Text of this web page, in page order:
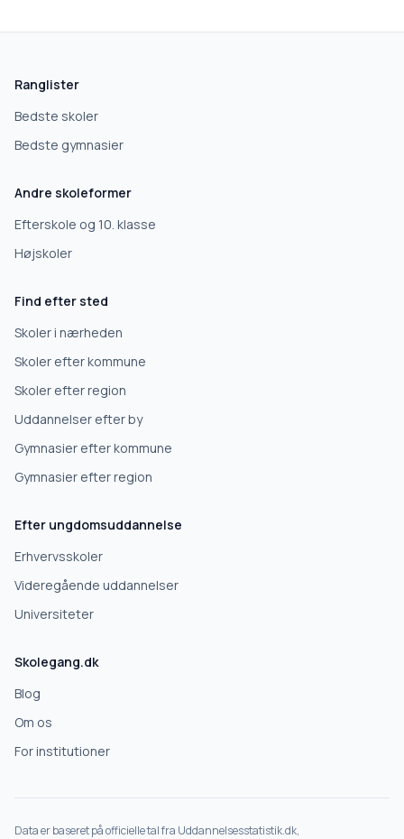
Hvad leder du efter?
Vi bruger dit valg til at stille de rigtige spørgsmål.
Grundskole
10. klasse
Erhvervsuddannelse
Højskole
Videregående uddannelse
Deles kun med gymnasier, der matcher det, du søger.
Ranglister
Bedste skoler
Bedste gymnasier
Andre skoleformer
Efterskole og 10. klasse
Højskoler
Find efter sted
Skoler i nærheden
Skoler efter kommune
Skoler efter region
Uddannelser efter by
Gymnasier efter kommune
Gymnasier efter region
Efter ungdomsuddannelse
Erhvervsskoler
Videregående uddannelser
Universiteter
Skolegang.dk
Blog
Om os
For institutioner
Data er baseret på officielle tal fra Uddannelsesstatistik.dk,